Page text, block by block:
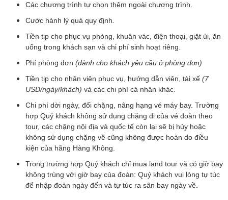
Các chương trình tự chọn thêm ngoài chương trình.
Cước hành lý quá quy định.
Tiền tip cho phục vụ phòng, khuân vác, điện thoại, giặt ủi, ăn
uống trong khách sạn và chi phí sinh hoạt riêng.
Phí phòng đơn (dành cho khách yêu cầu ở phòng đơn)
Tiền tip cho nhân viên phục vụ, hướng dẫn viên, tài xế (7
USD/ngày/khách) và các chi phí cá nhân khác.
Chi phí dời ngày, đổi chặng, nâng hạng vé máy bay. Trường
hợp Quý khách không sử dụng chặng đi của vé đoàn theo
tour, các chặng nội địa và quốc tế còn lại sẽ bị hủy hoặc
không sử dụng chặng về cũng không được hoàn do điều
kiện của hãng Hàng Không.
Trong trường hợp Quý khách chỉ mua land tour và có giờ bay
không trùng với giờ bay của đoàn: Quý khách vui lòng tự túc
để nhập đoàn ngày đến và tự túc ra sân bay ngày về.